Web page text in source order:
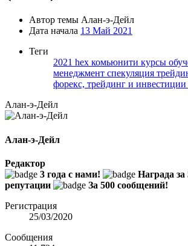
Автор темы Алан-э-Дейл
Дата начала 13 Май 2021
Теги
2021 hex комьюнити курсы
менеджмент спекуляция
форекс, трейдинг и инвестиции
Алан-э-Дейл
Алан-э-Дейл
Редактор
3 года с нами!
Награда за
репутации
За 500 сообщений!
Регистрация
25/03/2020
Сообщения